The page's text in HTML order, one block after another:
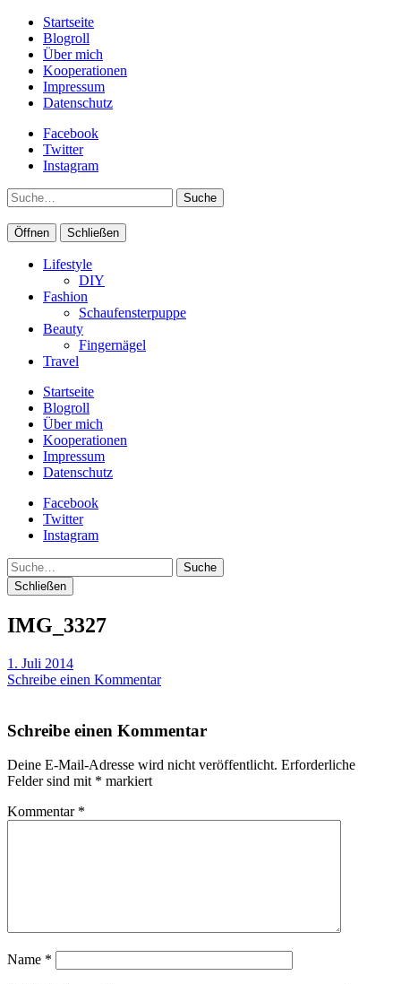
Startseite
Blogroll
Über mich
Kooperationen
Impressum
Datenschutz
Facebook
Twitter
Instagram
Suche
Öffnen Schließen
Lifestyle
DIY
Fashion
Schaufensterpuppe
Beauty
Fingernägel
Travel
Startseite
Blogroll
Über mich
Kooperationen
Impressum
Datenschutz
Facebook
Twitter
Instagram
Suche
Schließen
IMG_3327
1. Juli 2014
Schreibe einen Kommentar
Schreibe einen Kommentar
Deine E-Mail-Adresse wird nicht veröffentlicht. Erforderliche
Felder sind mit * markiert
Kommentar *
Name *